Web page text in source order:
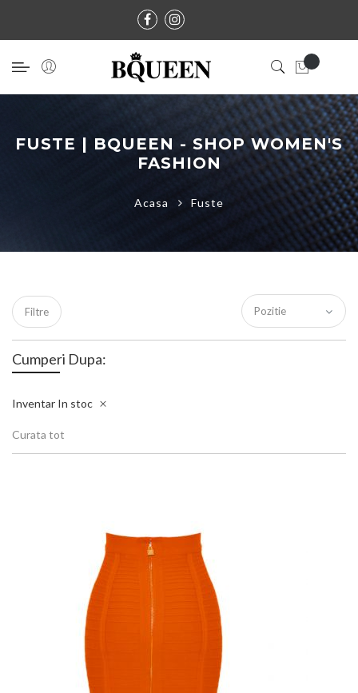
FUSTE | BQUEEN - SHOP WOMEN'S
FASHION
Acasa Fuste
Filtre
Cumperi Dupa:
Inventar In stoc
Curata tot